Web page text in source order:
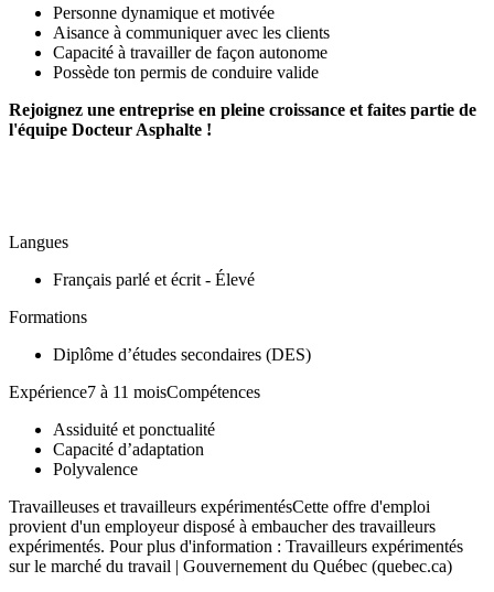
Personne dynamique et motivée
Aisance à communiquer avec les clients
Capacité à travailler de façon autonome
Possède ton permis de conduire valide
Rejoignez une entreprise en pleine croissance et faites partie de
l'équipe Docteur Asphalte !
Langues
Français parlé et écrit - Élevé
Formations
Diplôme d’études secondaires (DES)
Expérience7 à 11 moisCompétences
Assiduité et ponctualité
Capacité d’adaptation
Polyvalence
Travailleuses et travailleurs expérimentésCette offre d'emploi
provient d'un employeur disposé à embaucher des travailleurs
expérimentés. Pour plus d'information : Travailleurs expérimentés
sur le marché du travail | Gouvernement du Québec (quebec.ca)